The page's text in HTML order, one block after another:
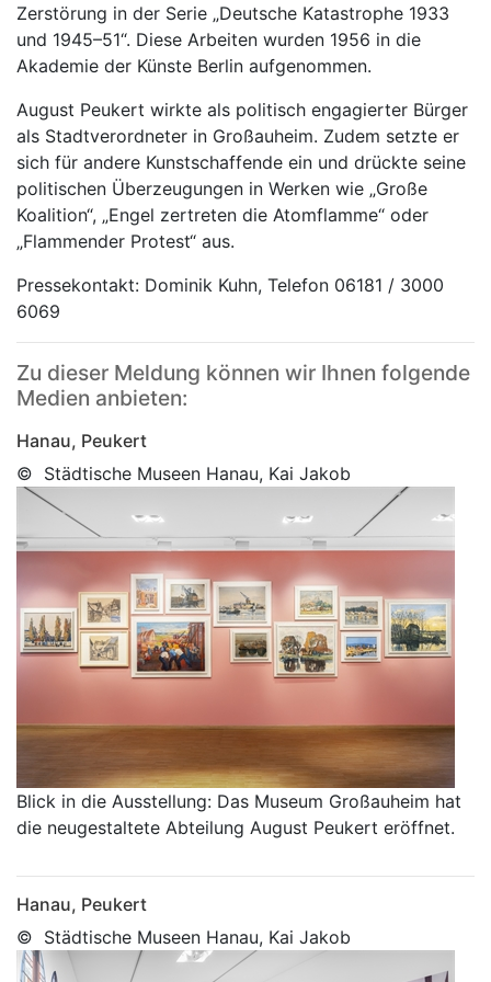
Zerstörung in der Serie „Deutsche Katastrophe 1933
und 1945–51“. Diese Arbeiten wurden 1956 in die
Akademie der Künste Berlin aufgenommen.
August Peukert wirkte als politisch engagierter Bürger
als Stadtverordneter in Großauheim. Zudem setzte er
sich für andere Kunstschaffende ein und drückte seine
politischen Überzeugungen in Werken wie „Große
Koalition“, „Engel zertreten die Atomflamme“ oder
„Flammender Protest“ aus.
Pressekontakt: Dominik Kuhn, Telefon 06181 / 3000
6069
Zu dieser Meldung können wir Ihnen folgende
Medien anbieten:
Hanau, Peukert
© Städtische Museen Hanau, Kai Jakob
Blick in die Ausstellung: Das Museum Großauheim hat
die neugestaltete Abteilung August Peukert eröffnet.
Hanau, Peukert
© Städtische Museen Hanau, Kai Jakob